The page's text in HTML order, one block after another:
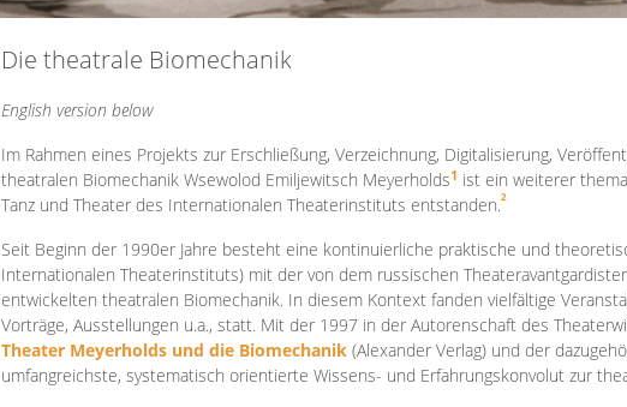
Die theatrale Biomechanik
English version below
Im Rahmen eines Projekts zur Erschließung, Verzeichnung, Digitalisierung,
theatralen Biomechanik Wsewolod Emiljewitsch Meyerholds1 ist ein weiterer
Tanz und Theater des Internationalen Theaterinstituts entstanden.2
Seit Beginn der 1990er Jahre besteht eine kontinuierliche praktische und
Internationalen Theaterinstituts) mit der von dem russischen
entwickelten theatralen Biomechanik. In diesem Kontext fanden vielfältige
Vorträge, Ausstellungen u.a., statt. Mit der 1997 in der Autorenschaft des
Theater Meyerholds und die Biomechanik (Alexander Verlag) und der
umfangreichste, systematisch orientierte Wissens- und Erfahrungskonvolut zur